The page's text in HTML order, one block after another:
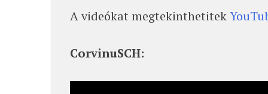
A videókat megtekinthetitek
CorvinuSCH: